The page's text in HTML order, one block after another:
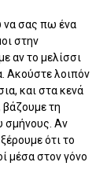
να σας πω ένα
στην
αν το μελίσσι
Ακούστε λοιπόν
και στα κενά
βάζουμε τη
σμήνους. Αν
ότι το
μέσα στον γόνο